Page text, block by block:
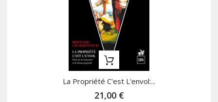
La Propriété C'est L'envol:...
21,00 €